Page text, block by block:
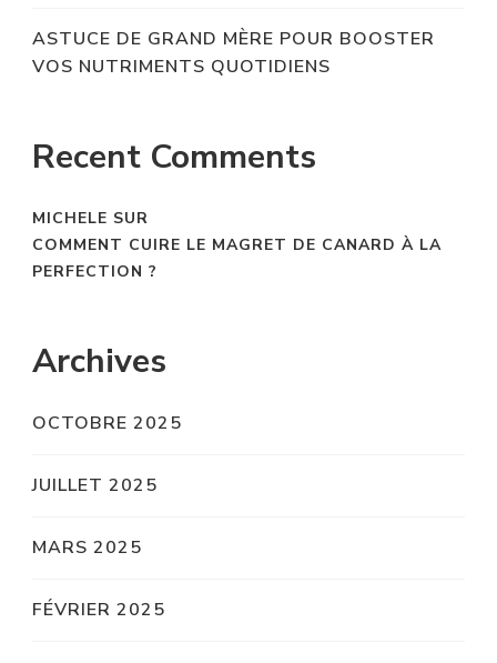
ASTUCE DE GRAND MÈRE POUR BOOSTER
VOS NUTRIMENTS QUOTIDIENS
Recent Comments
MICHELE SUR
COMMENT CUIRE LE MAGRET DE CANARD À LA
PERFECTION ?
Archives
OCTOBRE 2025
JUILLET 2025
MARS 2025
FÉVRIER 2025